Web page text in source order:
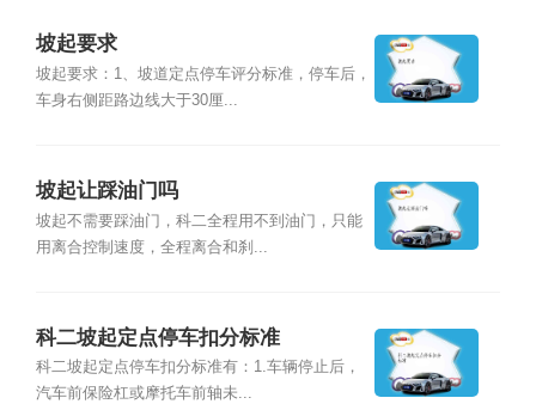
坡起要求
坡起要求：1、坡道定点停车评分标准，停车后，
车身右侧距路边线大于30厘...
坡起让踩油门吗
坡起不需要踩油门，科二全程用不到油门，只能
用离合控制速度，全程离合和刹...
科二坡起定点停车扣分标准
科二坡起定点停车扣分标准有：1.车辆停止后，
汽车前保险杠或摩托车前轴未...